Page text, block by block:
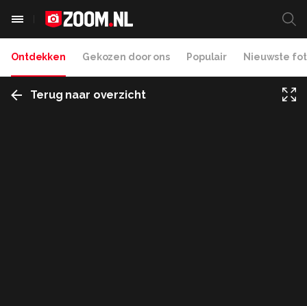
Ontdekken Gekozen door ons Populair Nieuwste
Terug naar overzicht